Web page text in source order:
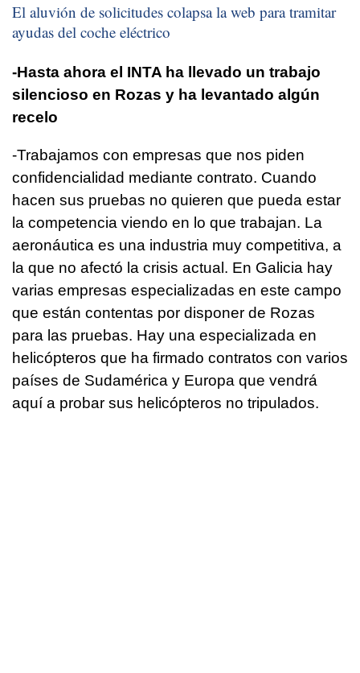
El aluvión de solicitudes colapsa la web para tramitar
ayudas del coche eléctrico
-Hasta ahora el INTA ha llevado un trabajo
silencioso en Rozas y ha levantado algún
recelo
-Trabajamos con empresas que nos piden
confidencialidad mediante contrato. Cuando
hacen sus pruebas no quieren que pueda estar
la competencia viendo en lo que trabajan. La
aeronáutica es una industria muy competitiva, a
la que no afectó la crisis actual. En Galicia hay
varias empresas especializadas en este campo
que están contentas por disponer de Rozas
para las pruebas. Hay una especializada en
helicópteros que ha firmado contratos con varios
países de Sudamérica y Europa que vendrá
aquí a probar sus helicópteros no tripulados.